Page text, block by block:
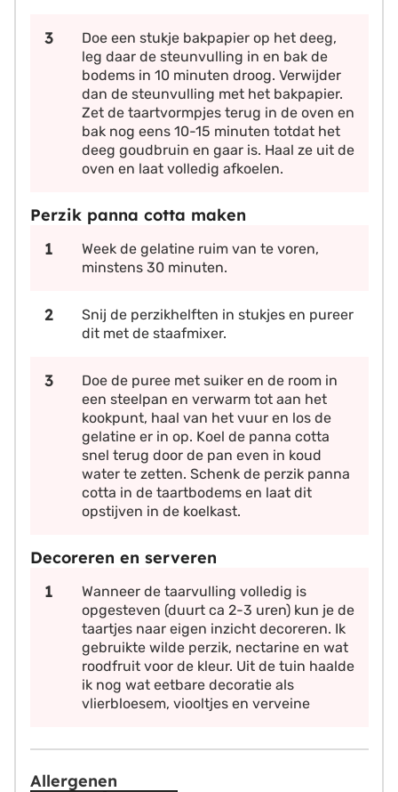
Doe een stukje bakpapier op het deeg,
leg daar de steunvulling in en bak de
bodems in 10 minuten droog. Verwijder
dan de steunvulling met het bakpapier.
Zet de taartvormpjes terug in de oven en
bak nog eens 10-15 minuten totdat het
deeg goudbruin en gaar is. Haal ze uit de
oven en laat volledig afkoelen.
Perzik panna cotta maken
Week de gelatine ruim van te voren,
minstens 30 minuten.
Snij de perzikhelften in stukjes en pureer
dit met de staafmixer.
Doe de puree met suiker en de room in
een steelpan en verwarm tot aan het
kookpunt, haal van het vuur en los de
gelatine er in op. Koel de panna cotta
snel terug door de pan even in koud
water te zetten. Schenk de perzik panna
cotta in de taartbodems en laat dit
opstijven in de koelkast.
Decoreren en serveren
Wanneer de taarvulling volledig is
opgesteven (duurt ca 2-3 uren) kun je de
taartjes naar eigen inzicht decoreren. Ik
gebruikte wilde perzik, nectarine en wat
roodfruit voor de kleur. Uit de tuin haalde
ik nog wat eetbare decoratie als
vlierbloesem, viooltjes en verveine
Allergenen